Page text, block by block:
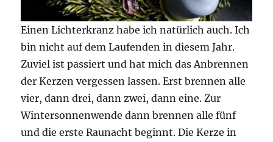
Einen Lichterkranz habe ich natürlich auch. Ich
bin nicht auf dem Laufenden in diesem Jahr.
Zuviel ist passiert und hat mich das Anbrennen
der Kerzen vergessen lassen. Erst brennen alle
vier, dann drei, dann zwei, dann eine. Zur
Wintersonnenwende dann brennen alle fünf
und die erste Raunacht beginnt. Die Kerze in